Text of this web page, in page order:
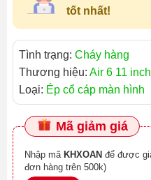
tốt nhất!
Tình trạng: Cháy hàng
Thương hiệu: Air 6 11 inch
Loại: Ép cổ cáp màn hình
Mã giảm giá
Nhập mã KHXOAN
đơn hàng trên 500k)